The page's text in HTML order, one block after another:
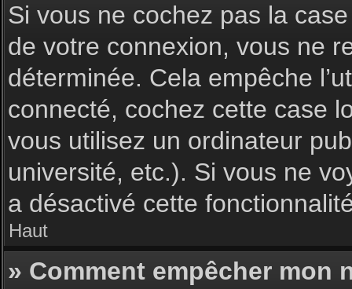
Si vous ne cochez pas la
de votre connexion, vous ne
déterminée. Cela empêche
connecté, cochez cette case
vous utilisez un ordinateur
université, etc.). Si vous ne
a désactivé cette
Haut
» Comment empêcher mon